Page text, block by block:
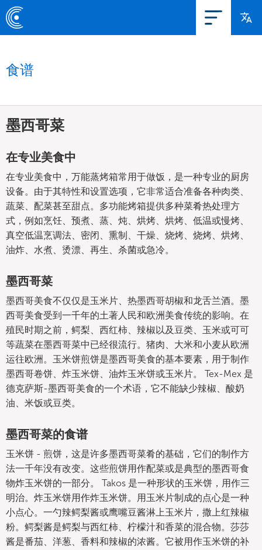
食谱
墨西哥菜
在专业美食中
在专业美食中，万能蒸烤箱常用于做饭，是一种专业的厨房
设备。由于其特性和设置选项，它非常适合准备各种肉类、
蔬菜、配菜甚至甜点。多功能烤箱提供多种菜肴热处理方
式，例如烹饪、预煮、蒸、炖、烘烤、烘烤、低温或慢烤、
真空低温烹调法、密闭、熏制、干燥、烧烤、烧烤、烘烤、
油炸、水煮、烫漂、再生、杀菌或急冷。
墨西哥菜
墨西哥美食不仅仅是玉米片、热墨西哥胡椒和龙舌兰酒。墨
西哥美食受到一千年的土著人民和欧洲美食传统的影响。在
殖民时期之前，鳄梨、西红柿、辣椒以及豆类、玉米或可可
等蔬菜在墨西哥菜中已经很流行。猪肉、大米和小麦从欧洲
运往欧洲。玉米饼煎饼是墨西哥美食的基本要素，用于制作
墨西哥卷饼、炸玉米饼、油炸玉米饼或玉米片。 Tex-Mex 是
德克萨斯-墨西哥美食的一个术语，它不能缺少辣椒、酸奶
油、米饭或豆类。
墨西哥菜的食谱
玉米饼 - 煎饼，这是许多墨西哥菜肴的基础，它们的制作方
法一千年没有改变。这些煎饼用作配菜或是典型的墨西哥食
物炸玉米饼的一部分。 Takos 是一种形状的玉米饼，用作三
明治。炸玉米饼用作炸玉米饼。用玉米片制成的点心是一种
小点心。一勺辣鳄梨酱或鹰嘴豆酱淋上玉米片，撒上红辣椒
粉。鳄梨酱是鳄梨与西红柿、柠檬汁和香菜的混合物。莎莎
酱是番茄、洋葱、香料和辣椒的浓酱。它被用作玉米饼的补